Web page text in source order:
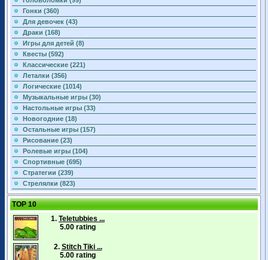
Гонки (360)
Для девочек (43)
Драки (168)
Игры для детей (8)
Квесты (592)
Классические (221)
Леталки (356)
Логические (1014)
Музыкальные игры (30)
Настольные игры (33)
Новогодние (18)
Остальные игры (157)
Рисование (23)
Ролевые игры (104)
Спортивные (695)
Стратегии (239)
Стрелялки (823)
TOP 10
1. Teletubbies ...
5.00 rating
2. Stitch Tiki ...
5.00 rating